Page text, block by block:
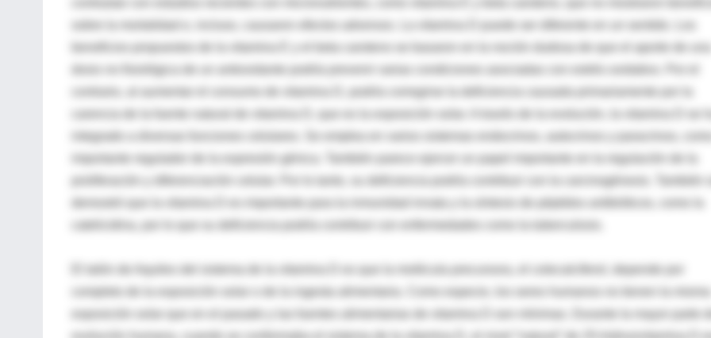
beneficios propuestos de la vitamina E y el beta caroteno se basaron en la noción dudosa de que el aporte de una
dosis no fisiológica de un antioxidante podría prevenir varias condiciones asociadas con estrés oxidativo. Por el
contrario, al aumentar el consumo de vitamina D, podría corregirse la deficiencia causada primariamente por la
integrado a diversas funciones celulares. Se emplea en varios sistemas endocrinos, autocrinos y paracrinos, como
importante regulador de la expresión génica. También parece ejercer un papel importante en la regulación de la
proliferación y diferenciación celular. Por lo tanto, su deficiencia podría contribuir con la carcinogénesis. También
demostró que la vitamina D es importante para la inmunidad innata y la síntesis de péptidos antibióticos, como la
El talón de Aquiles del sistema de la vitamina D es que la molécula precursora, el colecalciferol, depende por
completo de la exposición solar o de la ingesta alimentaria. Como especie, los seres humanos no tienen la misma
exposición solar que en el pasado y las fuentes alimentarias de vitamina D son mínimas. Durante la mayor parte